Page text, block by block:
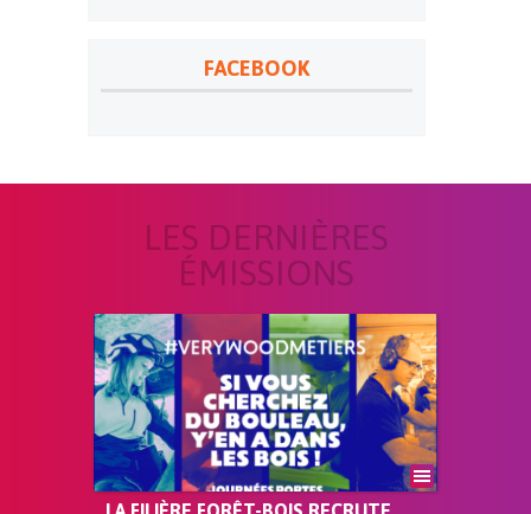
FACEBOOK
LES DERNIÈRES
ÉMISSIONS